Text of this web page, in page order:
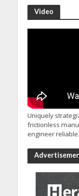
Video
Uniquely
frictionless
engineer reliable.